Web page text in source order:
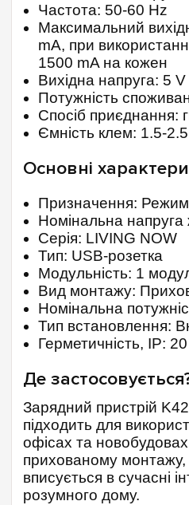
Частота: 50-60 Hz
Максимальний
mA, при
1500 mA на кожен
Вихідна напруга: 5 V
Потужність
Спосіб приєднання:
Ємність клем: 1.5-
Основні
Призначення: Режим
Номінальна
Серія: LIVING NOW
Тип: USB-розетка
Модульність: 1
Вид монтажу:
Номінальна
Тип встановлення:
Герметичність, IP: 20
Де
Зарядний пристрій
підходить для
офісах та
прихованому монтажу,
вписується в сучасні
розумного дому.